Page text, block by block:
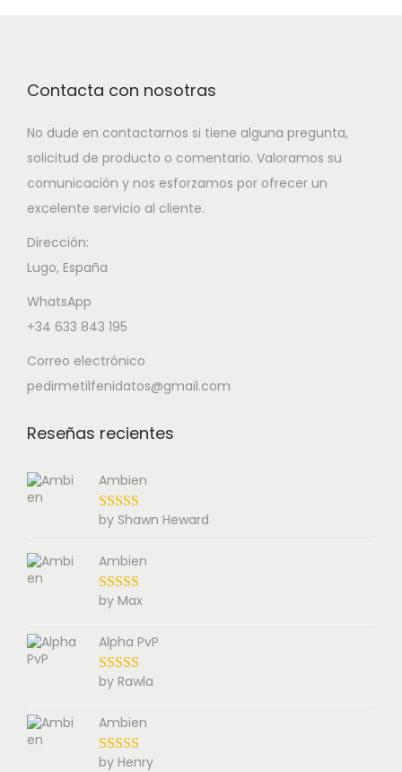
Contacta con nosotras
No dude en contactarnos si tiene alguna pregunta,
solicitud de producto o comentario. Valoramos su
comunicación y nos esforzamos por ofrecer un
excelente servicio al cliente.
Dirección:
Lugo, España
WhatsApp
+34 633 843 195
Correo electrónico
pedirmetilfenidatos@gmail.com
Reseñas recientes
Ambien
by Shawn Heward
Ambien
by Max
Alpha PvP
by Rawla
Ambien
by Henry